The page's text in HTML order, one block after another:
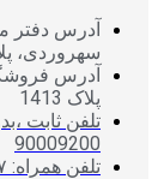
آدرس دفتر
سهروردی، پلاک 38،
آدرس
پلاک 1413
تلفن ثابت
90009200
تلفن همراه: ۰۹۱۲۱۳۰۱۰۷۷